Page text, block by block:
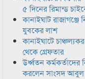
৫ দিনের রিমান্ড
কানাইঘাট
যুবকের লাশ
কানাইঘাটে
থেকে গ্রেফতার
উর্ধ্বতন কর্মকর্তাদের
করলেন সাংসদ আবুল